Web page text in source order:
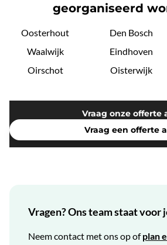
georganiseerd
Oosterhout Den Bosch
Waalwijk
Eindhoven
Oirschot
Oisterwijk
Vraag onze offerte
Vraag een offerte
Vragen? Ons team staat voor
Neem contact met ons op ofplan